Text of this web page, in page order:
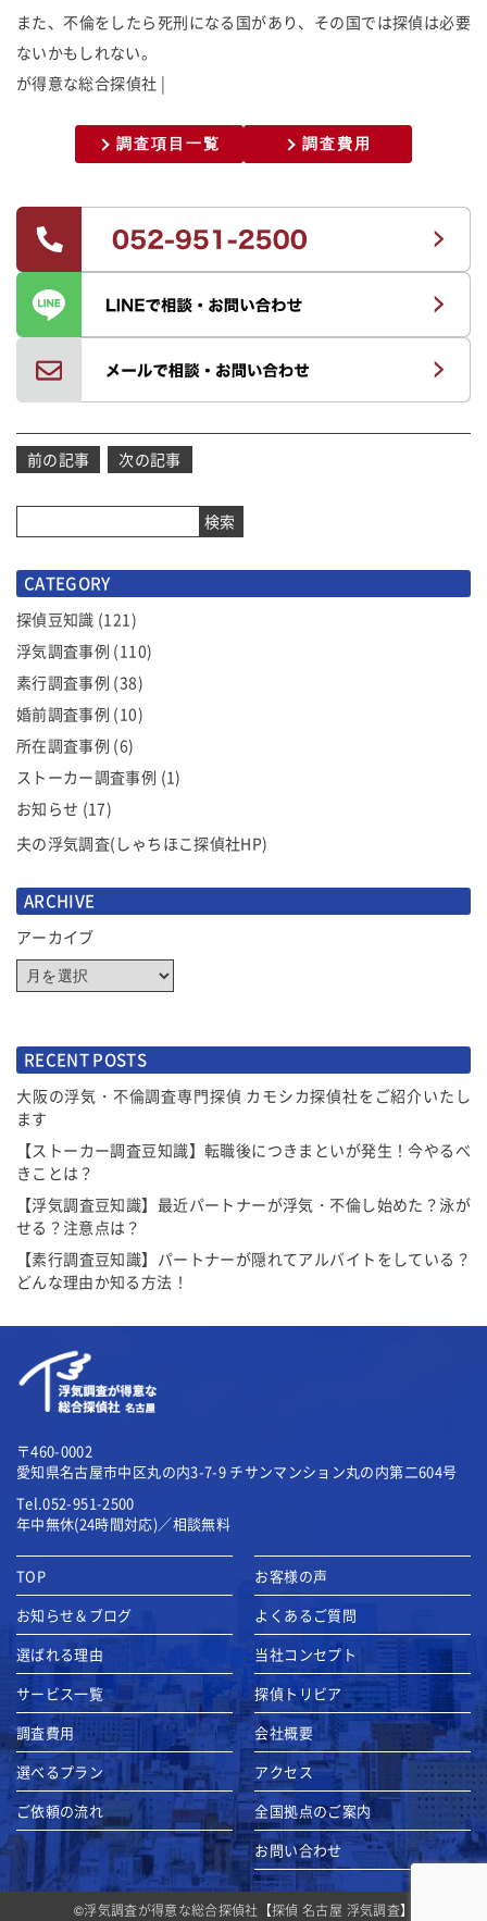
また、不倫をしたら死刑になる国があり、その国では探偵は必要
ないかもしれない。
が得意な総合探偵社
調査項目一覧 調査費用
投
ナ
ビ
ー
シ
ョ
ン
前の記事 次の記事
検索
CATEGORY
探偵豆知識 (121)
浮気調査事例 (110)
素行調査事例 (38)
婚前調査事例 (10)
所在調査事例 (6)
ストーカー調査事例 (1)
お知らせ (17)
夫の浮気調査(しゃちほこ探偵社HP)
ARCHIVE
アーカイブ
RECENT POSTS
大阪の浮気・不倫調査専門探偵 カモシカ探偵社をご紹介いたし
ます
【ストーカー調査豆知識】転職後につきまといが発生！今やるべ
きことは？
【浮気調査豆知識】最近パートナーが浮気・不倫し始めた？泳が
せる？注意点は？
【素行調査豆知識】パートナーが隠れてアルバイトをしている？
どんな理由か知る方法！
〒460-0002
愛知県名古屋市中区丸の内3-7-9 チサンマンション丸の内第二604号
Tel.052-951-2500
年中無休(24時間対応)／相談無料
TOP
お知らせ＆ブログ
選ばれる理由
サービス一覧
調査費用
選べるプラン
ご依頼の流れ
お客様の声
よくあるご質問
当社コンセプト
探偵トリビア
会社概要
アクセス
全国拠点のご案内
お問い合わせ
©浮気調査が得意な総合探偵社【探偵 名古屋 浮気調査】